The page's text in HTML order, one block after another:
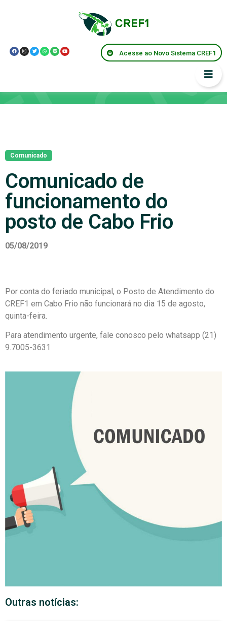
Acesse ao Novo Sistema CREF1
Comunicado
Comunicado de
funcionamento do
posto de Cabo Frio
05/08/2019
Por conta do feriado municipal, o Posto de Atendimento do
CREF1 em Cabo Frio não funcionará no dia 15 de agosto,
quinta-feira.
Para atendimento urgente, fale conosco pelo whatsapp (21)
9.7005-3631
Outras notícias: